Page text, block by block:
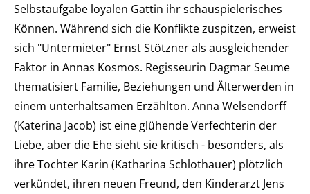
Selbstaufgabe loyalen Gattin ihr schauspielerisches
Können. Während sich die Konflikte zuspitzen, erweist
sich "Untermieter" Ernst Stötzner als ausgleichender
Faktor in Annas Kosmos. Regisseurin Dagmar Seume
thematisiert Familie, Beziehungen und Älterwerden in
einem unterhaltsamen Erzählton. Anna Welsendorff
(Katerina Jacob) ist eine glühende Verfechterin der
Liebe, aber die Ehe sieht sie kritisch - besonders, als
ihre Tochter Karin (Katharina Schlothauer) plötzlich
verkündet, ihren neuen Freund, den Kinderarzt Jens